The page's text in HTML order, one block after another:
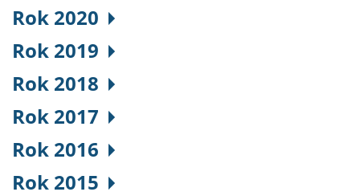
Rok 2020
Rok 2019
Rok 2018
Rok 2017
Rok 2016
Rok 2015